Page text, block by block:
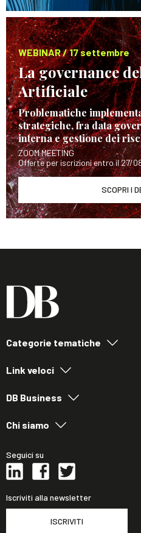
WEBINAR / 17 settembre
La governance
Artificiale
Problematiche
strategiche, fra data
interna e gestione dei
ZOOM MEETING
Offerte per iscrizioni entro il 27/
SCOPRI I
Categorie tematiche
Link veloci
DB Business
Chi siamo
Seguici su
Iscriviti alla newsletter
ISCRIVITI